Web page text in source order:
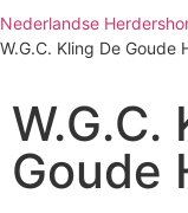
Nederlandse
W.G.C. Kling De Goude
W.G.C.
Goude